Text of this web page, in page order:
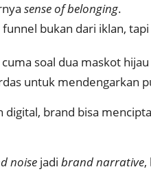
sense of belonging.
bukan dari iklan,
soal dua maskot
untuk mendengarkan
brand bisa
noise jadi brand narrative,